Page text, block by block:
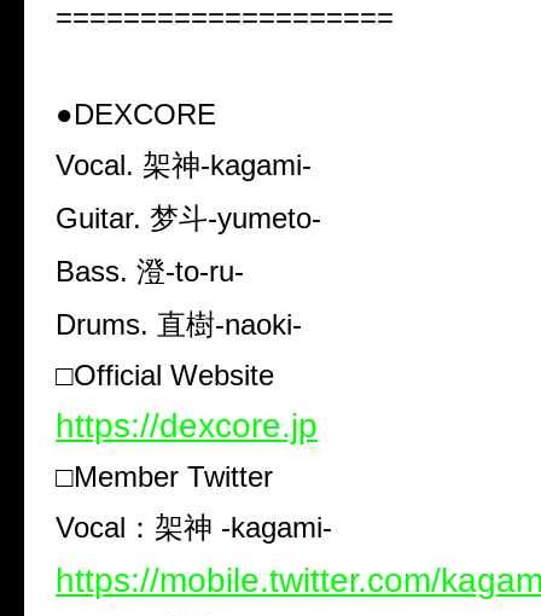
====================
●DEXCORE
Vocal. 架神-kagami-
Guitar. 梦斗-yumeto-
Bass. 澄-to-ru-
Drums. 直樹-naoki-
□Official Website
https://dexcore.jp
□Member Twitter
Vocal ：架神 -kagami-
https://mobile.twitter.com/